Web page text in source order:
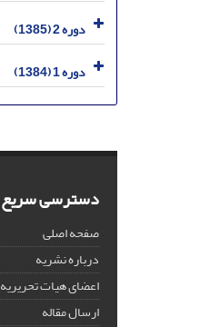
دوره 2 (1385)
دوره 1 (1384)
دسترسی سریع
صفحه اصلی
درباره نشریه
اعضای هیات تحریریه
ارسال مقاله